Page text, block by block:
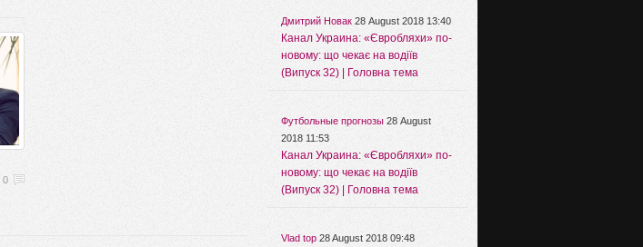
0
Дмитрий Новак 28 August 2018 13:40
Канал Украина: «Євробляхи» по-
новому: що чекає на водіїв
(Випуск 32) | Головна тема
Футбольные прогнозы 28 August
2018 11:53
Канал Украина: «Євробляхи» по-
новому: що чекає на водіїв
(Випуск 32) | Головна тема
Vlad top 28 August 2018 09:48